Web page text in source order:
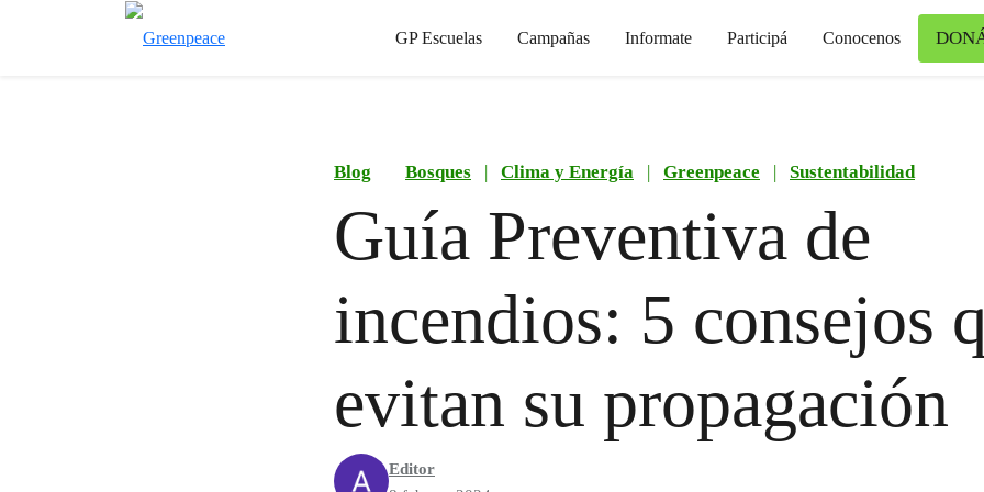
GP Escuelas Campañas Informate Participá Conocenos
Blog Bosques | Clima y Energía | Greenpeace | Sustentabilidad
Guía Preventiva de
incendios: 5 consejos
evitan su propagación
Editor